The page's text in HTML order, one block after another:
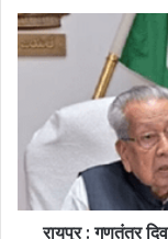
रायपुर : गणतंत्र